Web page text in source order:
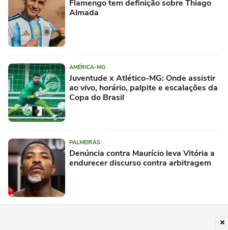
Flamengo tem definição sobre Thiago
Almada
AMÉRICA-MG
Juventude x Atlético-MG: Onde assistir
ao vivo, horário, palpite e escalações da
Copa do Brasil
PALMEIRAS
Denúncia contra Maurício leva Vitória a
endurecer discurso contra arbitragem